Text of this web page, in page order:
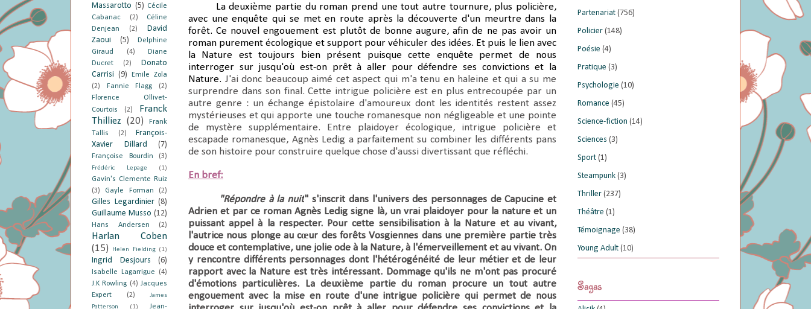
La deuxième partie du roman prend une tout autre tournure, plus policière,
avec une enquête qui se met en route après la découverte d'un meurtre dans la
forêt. Ce nouvel engouement est plutôt de bonne augure, afin de ne pas avoir un
roman purement écologique et support pour véhiculer des idées. Et puis le lien avec
la Nature est toujours bien présent puisque cette enquête permet de nous
interroger sur jusqu'où est-on prêt à aller pour défendre ses convictions et la
Nature. J'ai donc beaucoup aimé cet aspect qui m'a tenu en haleine et qui a su me
surprendre dans son final. Cette intrigue policière est en plus entrecoupée par un
autre genre : un échange épistolaire d'amoureux dont les identités restent assez
mystérieuses et qui apporte une touche romanesque non négligeable et une pointe
de mystère supplémentaire. Entre plaidoyer écologique, intrigue policière et
escapade romanesque, Agnès Ledig a parfaitement su combiner les différents pans
de son histoire pour construire quelque chose d'aussi divertissant que réfléchi.
En bref:
"Répondre à la nuit" s'inscrit dans l'univers des personnages de Capucine et
Adrien et par ce romanAgnès Ledig signe là, un vrai plaidoyer pour la nature et un
puissant appel à la respecter. Pour cette sensibilisation à la Nature et au vivant,
l'autrice nous plonge au cœur des forêts Vosgiennes dans une première partie très
douce et contemplative, une jolie ode à la Nature, à l'émerveillement et au vivant. On
y rencontre différents personnages dont
l'hétérogénéité de leur métier et de leur
rapport avec la Nature est très intéressant. Dommage qu'ils ne m'ont pas procuré
d'émotions particulières. La deuxième partie du roman procure un tout autre
engouement avec la mise en route d'une intrigue policière qui permet de nous
Massarotto (5) Cécile
Cabanac
(2)
Céline
Denjean
(2)
David
Zaoui
(5)
Delphine
Giraud
(4)
Diane
Ducret
(2)
Donato
Carrisi (9)
Emile Zola
(2)
Fannie Flagg
(2)
Florence Ollivet-
Courtois
(2)
Franck
Thilliez (20)
Frank
Tallis
(2)
François-
Xavier Dillard
(7)
Françoise Bourdin (3)
Frédéric Lepage (1)
Gavin's Clemente Ruiz
(3)
Gayle Forman (2)
Gilles Legardinier (8)
Guillaume Musso (12)
Hans Andersen (2)
Harlan Coben
(15)
Helen Fielding (1)
Ingrid Desjours (6)
Isabelle Lagarrigue
(4)
J.K Rowling (4) Jacques
Expert
(2)
James
Patterson
(1) Jean-
Partenariat (756)
Policier (148)
Poésie (4)
Pratique (3)
Psychologie (10)
Romance (45)
Science-fiction (14)
Sciences (3)
Sport (1)
Steampunk (3)
Thriller (237)
Théâtre (1)
Témoignage (38)
Young Adult (10)
Sagas